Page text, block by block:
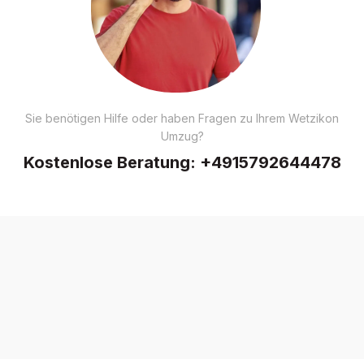
Sie benötigen Hilfe oder haben Fragen zu Ihrem Wetzikon
Umzug?
Kostenlose Beratung: +4915792644478